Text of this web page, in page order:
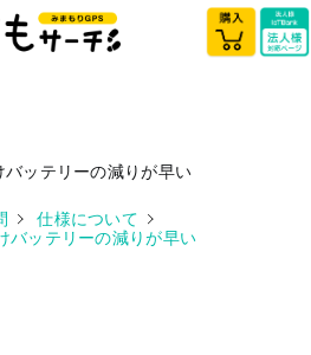
ッテリーの減りが早い
仕様について
バッテリーの減りが早い